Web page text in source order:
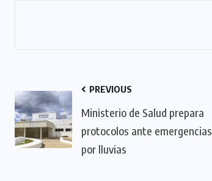
PREVIOUS
Ministerio de Salud prepara
protocolos ante emergencias
por lluvias